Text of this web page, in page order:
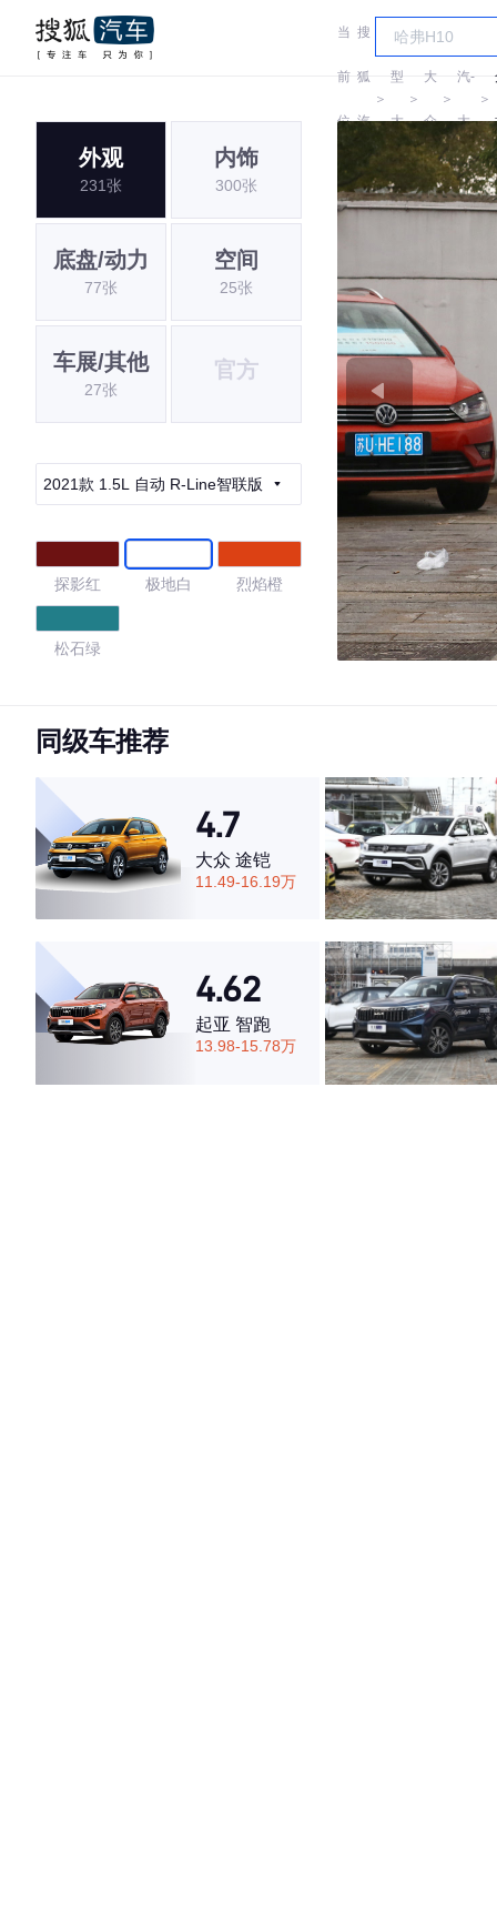
当
前
位
搜
狐
汽
车
＞
车
型
大
全
＞
大
众
＞
汽-
大
众
＞
外观
231张
内饰
300张
底盘/动力
77张
空间
25张
车展/其他
27张
官方
2021款 1.5L 自动 R-Line智联版
探影红 极地白 烈焰橙
松石绿
4.28
·外观表现一般，低于73%同级车
·内饰表现一般，低于82%同级车
·空间表现一般，低于77%同级车
同级车推荐
4.7
大众 途铠
11.49-16.19万
4.62
起亚 智跑
13.98-15.78万